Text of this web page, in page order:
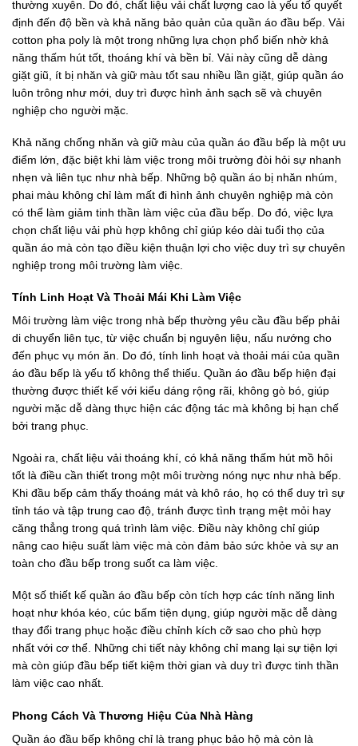
thường xuyên. Do đó, chất liệu vải chất lượng cao là yếu tố quyết
định đến độ bền và khả năng bảo quản của quần áo đầu bếp. Vải
cotton pha poly là một trong những lựa chọn phổ biến nhờ khả
năng thấm hút tốt, thoáng khí và bền bỉ. Vải này cũng dễ dàng
giặt giũ, ít bị nhăn và giữ màu tốt sau nhiều lần giặt, giúp quần áo
luôn trông như mới, duy trì được hình ảnh sạch sẽ và chuyên
nghiệp cho người mặc.
Khả năng chống nhăn và giữ màu của quần áo đầu bếp là một ưu
điểm lớn, đặc biệt khi làm việc trong môi trường đòi hỏi sự nhanh
nhẹn và liên tục như nhà bếp. Những bộ quần áo bị nhăn nhúm,
phai màu không chỉ làm mất đi hình ảnh chuyên nghiệp mà còn
có thể làm giảm tinh thần làm việc của đầu bếp. Do đó, việc lựa
chọn chất liệu vải phù hợp không chỉ giúp kéo dài tuổi thọ của
quần áo mà còn tạo điều kiện thuận lợi cho việc duy trì sự chuyên
nghiệp trong môi trường làm việc.
Tính Linh Hoạt Và Thoải Mái Khi Làm Việc
Môi trường làm việc trong nhà bếp thường yêu cầu đầu bếp phải
di chuyển liên tục, từ việc chuẩn bị nguyên liệu, nấu nướng cho
đến phục vụ món ăn. Do đó, tính linh hoạt và thoải mái của quần
áo đầu bếp là yếu tố không thể thiếu. Quần áo đầu bếp hiện đại
thường được thiết kế với kiểu dáng rộng rãi, không gò bó, giúp
người mặc dễ dàng thực hiện các động tác mà không bị hạn chế
bởi trang phục.
Ngoài ra, chất liệu vải thoáng khí, có khả năng thấm hút mồ hôi
tốt là điều cần thiết trong một môi trường nóng nực như nhà bếp.
Khi đầu bếp cảm thấy thoáng mát và khô ráo, họ có thể duy trì sự
tỉnh táo và tập trung cao độ, tránh được tình trạng mệt mỏi hay
căng thẳng trong quá trình làm việc. Điều này không chỉ giúp
nâng cao hiệu suất làm việc mà còn đảm bảo sức khỏe và sự an
toàn cho đầu bếp trong suốt ca làm việc.
Một số thiết kế quần áo đầu bếp còn tích hợp các tính năng linh
hoạt như khóa kéo, cúc bấm tiện dụng, giúp người mặc dễ dàng
thay đổi trang phục hoặc điều chỉnh kích cỡ sao cho phù hợp
nhất với cơ thể. Những chi tiết này không chỉ mang lại sự tiện lợi
mà còn giúp đầu bếp tiết kiệm thời gian và duy trì được tinh thần
làm việc cao nhất.
Phong Cách Và Thương Hiệu Của Nhà Hàng
Quần áo đầu bếp không chỉ là trang phục bảo hộ mà còn là